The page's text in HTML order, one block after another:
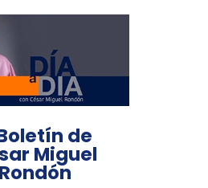
de
Miguel
Rondón